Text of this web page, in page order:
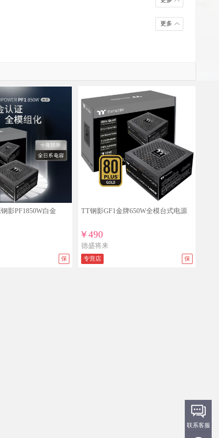
更多
影PF1850W白金
保
TT钢影GF1金牌650W全模台式电源
￥490
德盛将来
专营店 保
联系客服